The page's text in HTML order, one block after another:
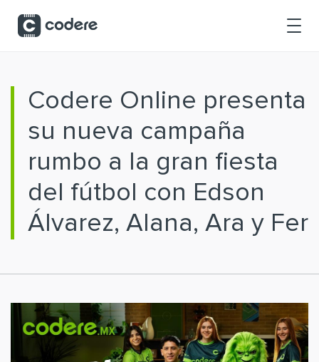
Codere Online presenta
su nueva campaña
rumbo a la gran fiesta
del fútbol con Edson
Álvarez, Alana, Ara y Fer